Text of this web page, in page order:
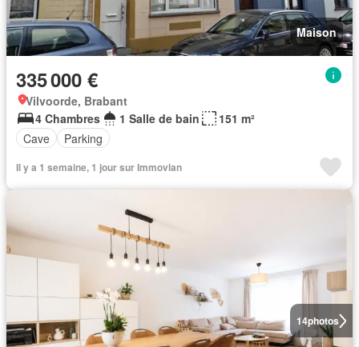
Maison
335 000 €
Vilvoorde, Brabant
4 Chambres
1 Salle de bain
151 m²
Cave
Parking
Il y a 1 semaine, 1 jour sur Immovlan
14photos